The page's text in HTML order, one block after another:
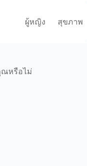
ผู้หญิง สุขภาพ
ณหรือไม่